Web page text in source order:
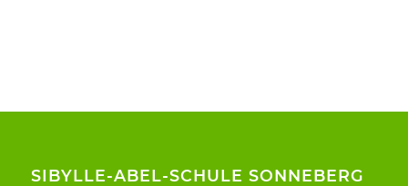
SIBYLLE-ABEL-SCHULE SONNEBERG